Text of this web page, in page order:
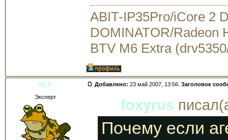
ABIT-IP35Pro/iCore 2
DOMINATOR/Radeon
BTV M6 Extra
ALF Добавлено: 23 май 2007, 13:56. Заголовок
Эксперт foxyrus
Почему если